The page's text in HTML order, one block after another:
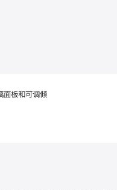
板和可调倾